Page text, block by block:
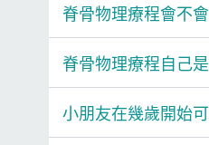
脊骨物理療程會不
脊骨物理療程自己
小朋友在幾歲開始